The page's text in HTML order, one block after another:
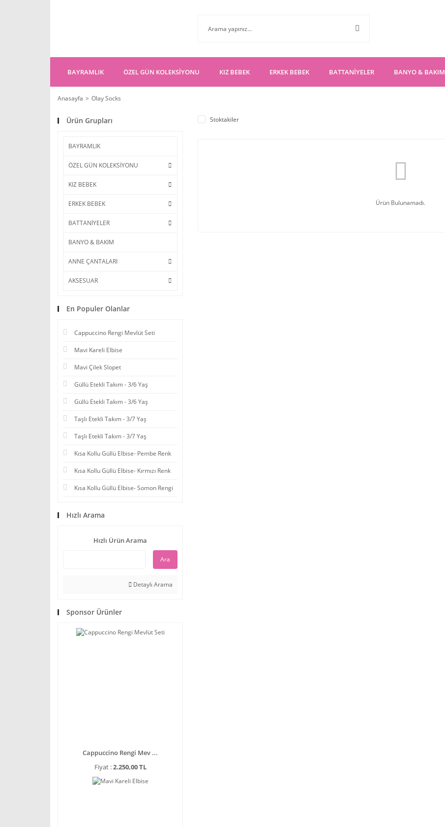
BAYRAMLIK ÖZEL GÜN KOLEKSİYONU KIZ BEBEK ERKEK BEBEK BATTANİYELER BANYO & BAKIM
Anasayfa Olay Socks
Ürün Grupları
BAYRAMLIK
ÖZEL GÜN KOLEKSİYONU
KIZ BEBEK
ERKEK BEBEK
BATTANİYELER
BANYO & BAKIM
ANNE ÇANTALARI
AKSESUAR
En Populer Olanlar
Cappuccino Rengi Mevlüt Seti
Mavi Kareli Elbise
Mavi Çilek Slopet
Güllü Etekli Takım - 3/6 Yaş
Güllü Etekli Takım - 3/6 Yaş
Taşlı Etekli Takım - 3/7 Yaş
Taşlı Etekli Takım - 3/7 Yaş
Kısa Kollu Güllü Elbise- Pembe Renk
Kısa Kollu Güllü Elbise- Kırmızı Renk
Kısa Kollu Güllü Elbise- Somon Rengi
Hızlı Arama
Hızlı Ürün Arama
Ara
Detaylı Arama
Sponsor Ürünler
Cappuccino Rengi Mev ...
Fiyat :2.250,00 TL
Stoktakiler
Ürün Bulunamadı.